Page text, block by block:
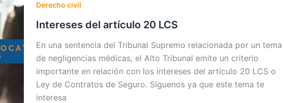
Derecho civil
Intereses del artículo 20 LCS
En una sentencia del Tribunal Supremo relacionada por un tema
de negligencias médicas, el Alto Tribunal emite un criterio
importante en relación con los intereses del artículo 20 LCS o
Ley de Contratos de Seguro. Síguenos ya que este tema te
interesa